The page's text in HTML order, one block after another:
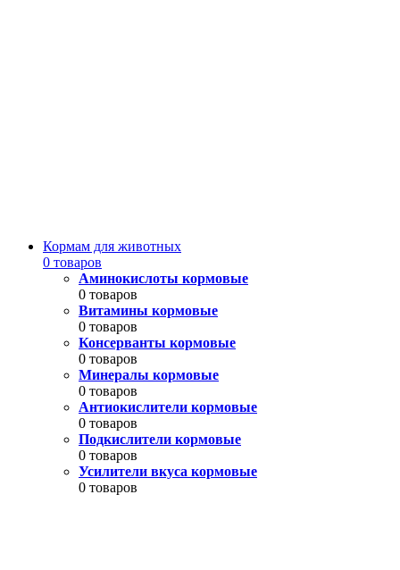
Кормам для животных
0 товаров
Аминокислоты кормовые
0 товаров
Витамины кормовые
0 товаров
Консерванты кормовые
0 товаров
Минералы кормовые
0 товаров
Антиокислители кормовые
0 товаров
Подкислители кормовые
0 товаров
Усилители вкуса кормовые
0 товаров